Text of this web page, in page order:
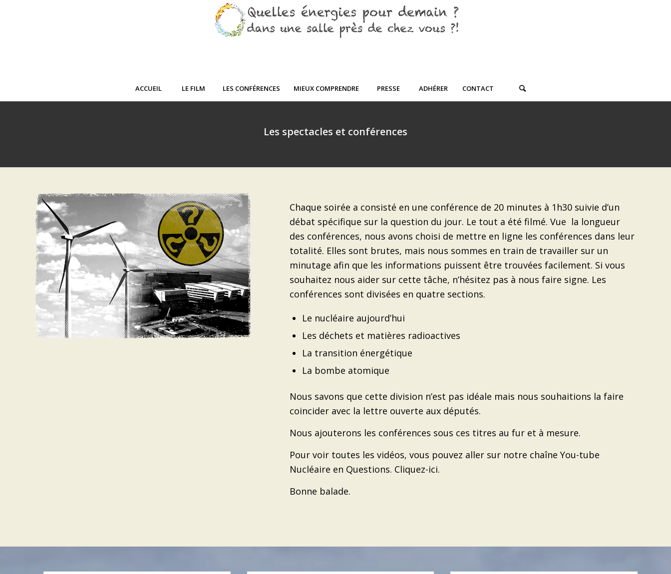
ACCUEIL LE FILM LES CONFÉRENCES MIEUX COMPRENDRE PRESSE ADHÉRER CONTACT
Les spectacles et conférences
Chaque soirée a consisté en une conférence de 20 minutes à 1h30 suivie d’un
débat spécifique sur la question du jour. Le tout a été filmé. Vue la longueur
des conférences, nous avons choisi de mettre en ligne les conférences dans leur
totalité. Elles sont brutes, mais nous sommes en train de travailler sur un
minutage afin que les informations puissent être trouvées facilement. Si vous
souhaitez nous aider sur cette tâche, n’hésitez pas à nous faire signe. Les
conférences sont divisées en quatre sections.
Le nucléaire aujourd’hui
Les déchets et matières radioactives
La transition énergétique
La bombe atomique
Nous savons que cette division n’est pas idéale mais nous souhaitions la faire
coincider avec la lettre ouverte aux députés.
Nous ajouterons les conférences sous ces titres au fur et à mesure.
Pour voir toutes les vidéos, vous pouvez aller sur notre chaîne You-tube
Nucléaire en Questions. Cliquez-ici.
Bonne balade.